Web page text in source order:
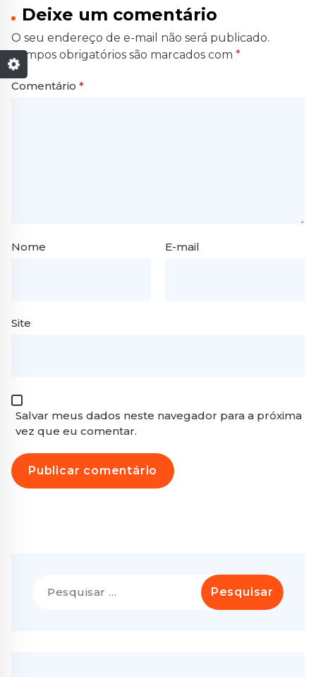
Deixe um comentário
O seu endereço de e-mail não será publicado.
Campos obrigatórios são marcados com *
Comentário *
Nome E-mail
Site
Salvar meus dados neste navegador para a próxima
vez que eu comentar.
por: